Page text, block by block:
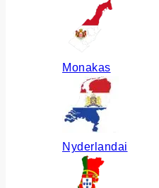
Monakas
Nyderlandai